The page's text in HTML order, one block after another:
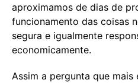
aproximamos de dias de
funcionamento das coisas
segura e igualmente
economicamente.
Assim a pergunta que